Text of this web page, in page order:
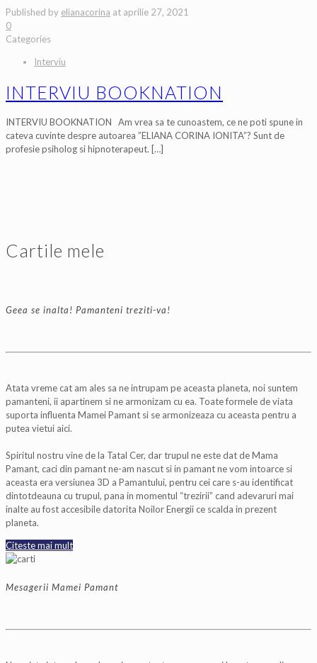
Published by elianacorina at aprilie 27, 2021
0
Categories
Interviu
INTERVIU BOOKNATION
INTERVIU BOOKNATION Am vrea sa te cunoastem, ce ne poti spune in
cateva cuvinte despre autoarea ”ELIANA CORINA IONITA”? Sunt de
profesie psiholog si hipnoterapeut. […]
Cartile mele
Geea se inalta! Pamanteni treziti-va!
Atata vreme cat am ales sa ne intrupam pe aceasta planeta, noi suntem
pamanteni, ii apartinem si ne armonizam cu ea. Toate formele de viata
suporta influenta Mamei Pamant si se armonizeaza cu aceasta pentru a
putea vietui aici.
Spiritul nostru vine de la Tatal Cer, dar trupul ne este dat de Mama
Pamant, caci din pamant ne-am nascut si in pamant ne vom intoarce si
aceasta era versiunea 3D a Pamantului, pentru cei care s-au identificat
dintotdeauna cu trupul, pana in momentul “trezirii” cand adevaruri mai
inalte au fost accesibile datorita Noilor Energii ce scalda in prezent
planeta.
Citeste mai mult
Mesagerii Mamei Pamant